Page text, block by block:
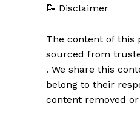
📝 Disclaimer
The content of this
sourced from
. We share this
belong to their
content removed